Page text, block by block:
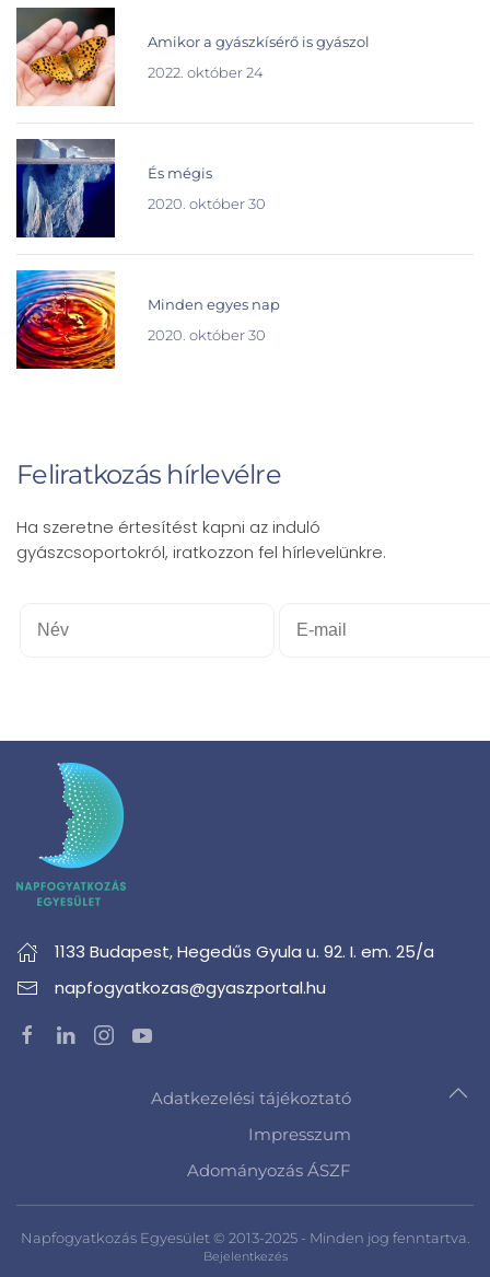
Amikor a gyászkísérő is gyászol
2022. október 24
És mégis
2020. október 30
Minden egyes nap
2020. október 30
Feliratkozás hírlevélre
Ha szeretne értesítést kapni az induló
gyászcsoportokról, iratkozzon fel hírlevelünkre.
1133 Budapest,Hegedűs Gyula u. 92. I. em. 25/a
napfogyatkozas@gyaszportal.hu
Adatkezelési tájékoztató
Impresszum
Adományozás ÁSZF
Napfogyatkozás Egyesület © 2013-2025 - Minden jog fenntartva.
Bejelentkezés